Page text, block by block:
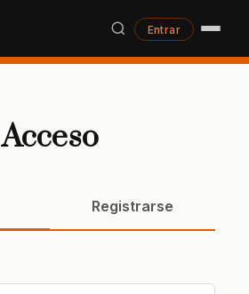
Entrar
Acceso
Registrarse